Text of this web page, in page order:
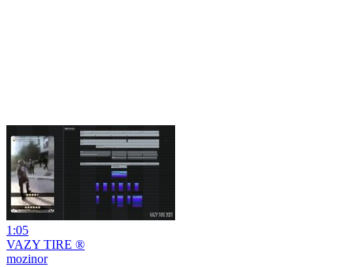
1:05
VAZY TIRE ®
mozinor